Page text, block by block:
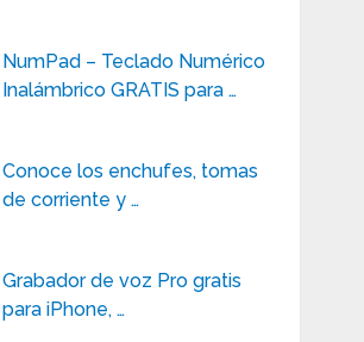
NumPad – Teclado Numérico
Inalámbrico GRATIS para …
Conoce los enchufes, tomas
de corriente y …
Grabador de voz Pro gratis
para iPhone, …